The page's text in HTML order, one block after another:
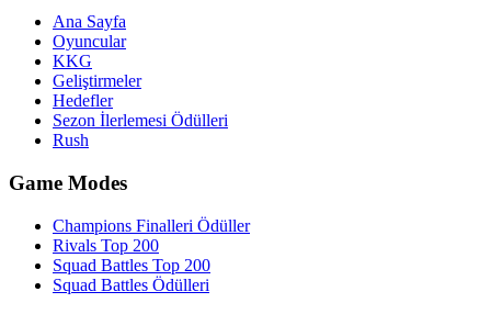
Ana Sayfa
Oyuncular
KKG
Geliştirmeler
Hedefler
Sezon İlerlemesi Ödülleri
Rush
Game Modes
Champions Finalleri Ödüller
Rivals Top 200
Squad Battles Top 200
Squad Battles Ödülleri